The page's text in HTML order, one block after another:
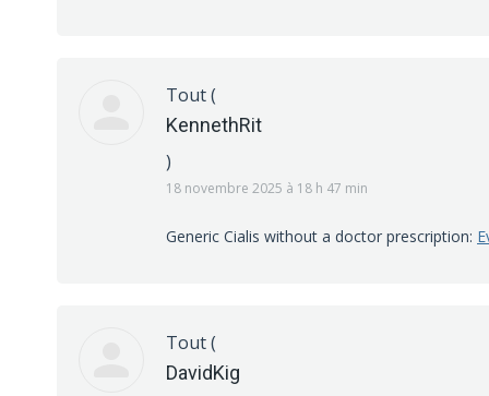
Tout(
KennethRit
)
18 novembre 2025 à 18 h 47 min
Generic Cialis without a doctor prescription:
Tout(
DavidKig